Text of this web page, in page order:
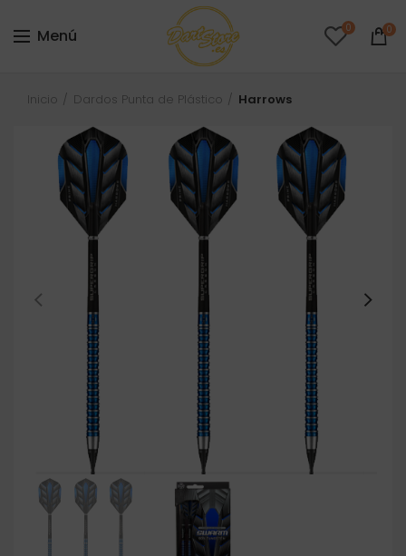
Menú 0 0
Inicio Dardos Punta de Plástico Harrows